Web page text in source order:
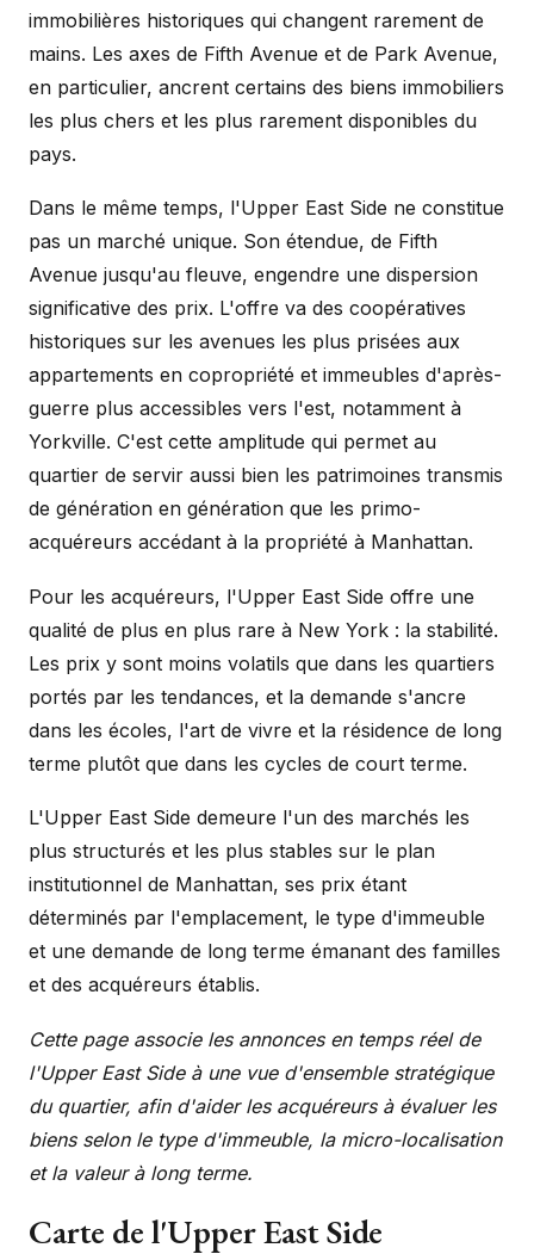
immobilières historiques qui changent rarement de
mains. Les axes de Fifth Avenue et de Park Avenue,
en particulier, ancrent certains des biens immobiliers
les plus chers et les plus rarement disponibles du
pays.
Dans le même temps, l'Upper East Side ne constitue
pas un marché unique. Son étendue, de Fifth
Avenue jusqu'au fleuve, engendre une dispersion
significative des prix. L'offre va des coopératives
historiques sur les avenues les plus prisées aux
appartements en copropriété et immeubles d'après-
guerre plus accessibles vers l'est, notamment à
Yorkville. C'est cette amplitude qui permet au
quartier de servir aussi bien les patrimoines transmis
de génération en génération que les primo-
acquéreurs accédant à la propriété à Manhattan.
Pour les acquéreurs, l'Upper East Side offre une
qualité de plus en plus rare à New York : la stabilité.
Les prix y sont moins volatils que dans les quartiers
portés par les tendances, et la demande s'ancre
dans les écoles, l'art de vivre et la résidence de long
terme plutôt que dans les cycles de court terme.
L'Upper East Side demeure l'un des marchés les
plus structurés et les plus stables sur le plan
institutionnel de Manhattan, ses prix étant
déterminés par l'emplacement, le type d'immeuble
et une demande de long terme émanant des familles
et des acquéreurs établis.
Cette page associe les annonces en temps réel de
l'Upper East Side à une vue d'ensemble stratégique
du quartier, afin d'aider les acquéreurs à évaluer les
biens selon le type d'immeuble, la micro-localisation
et la valeur à long terme.
Carte de l'Upper East Side